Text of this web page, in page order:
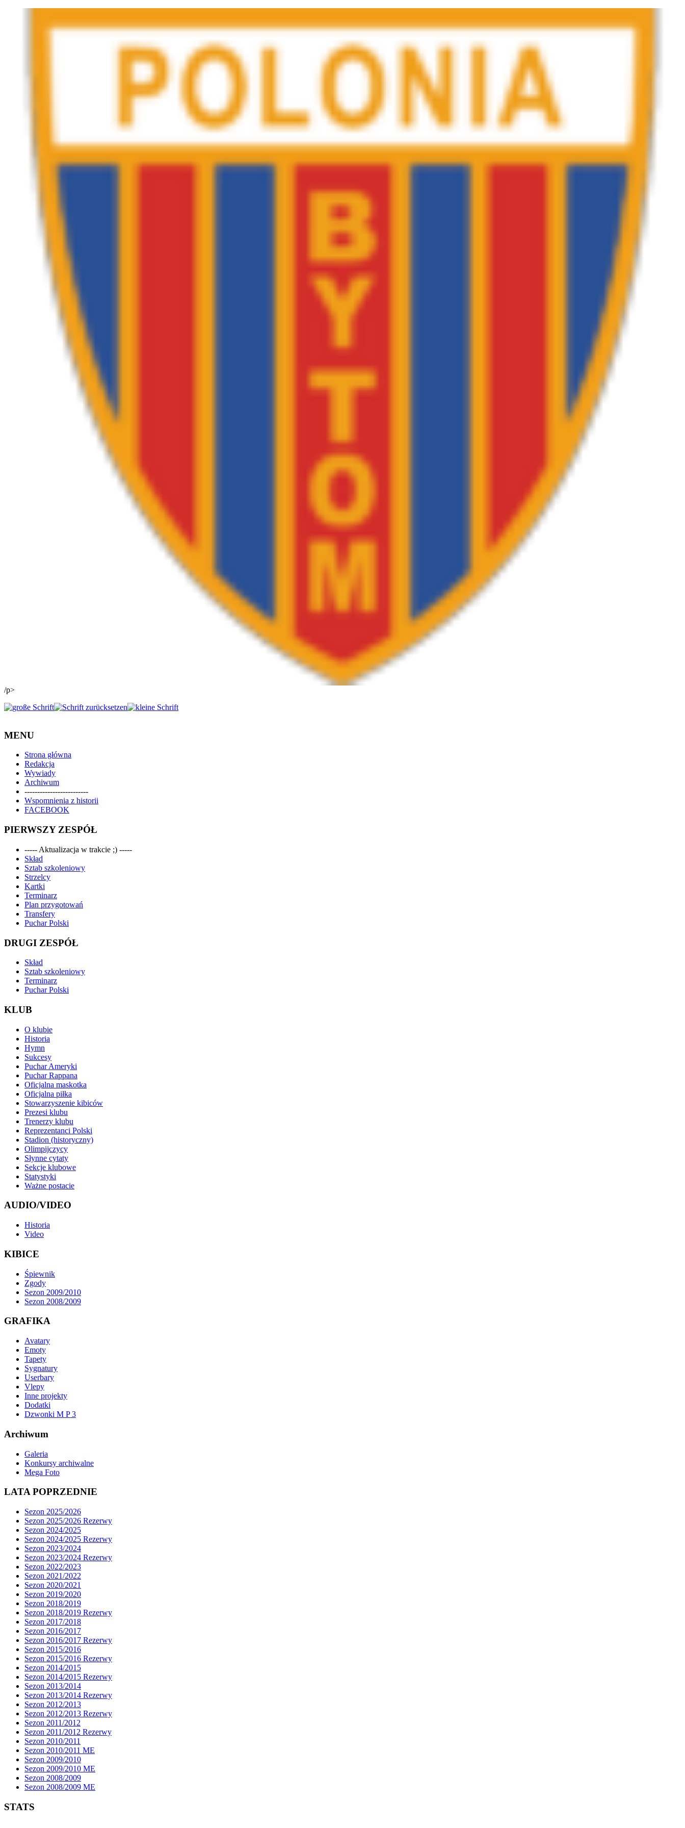
/p>
MENU
Strona główna
Redakcja
Wywiady
Archiwum
-------------------------
Wspomnienia z historii
FACEBOOK
PIERWSZY ZESPÓŁ
----- Aktualizacja w trakcie ;) -----
Skład
Sztab szkoleniowy
Strzelcy
Kartki
Terminarz
Plan przygotowań
Transfery
Puchar Polski
DRUGI ZESPÓŁ
Skład
Sztab szkoleniowy
Terminarz
Puchar Polski
KLUB
O klubie
Historia
Hymn
Sukcesy
Puchar Ameryki
Puchar Rappana
Oficjalna maskotka
Oficjalna piłka
Stowarzyszenie kibiców
Prezesi klubu
Trenerzy klubu
Reprezentanci Polski
Stadion (historyczny)
Olimpijczycy
Słynne cytaty
Sekcje klubowe
Statystyki
Ważne postacie
AUDIO/VIDEO
Historia
Video
KIBICE
Śpiewnik
Zgody
Sezon 2009/2010
Sezon 2008/2009
GRAFIKA
Avatary
Emoty
Tapety
Sygnatury
Userbary
Vlepy
Inne projekty
Dodatki
Dzwonki M P 3
Archiwum
Galeria
Konkursy archiwalne
Mega Foto
LATA POPRZEDNIE
Sezon 2025/2026
Sezon 2025/2026 Rezerwy
Sezon 2024/2025
Sezon 2024/2025 Rezerwy
Sezon 2023/2024
Sezon 2023/2024 Rezerwy
Sezon 2022/2023
Sezon 2021/2022
Sezon 2020/2021
Sezon 2019/2020
Sezon 2018/2019
Sezon 2018/2019 Rezerwy
Sezon 2017/2018
Sezon 2016/2017
Sezon 2016/2017 Rezerwy
Sezon 2015/2016
Sezon 2015/2016 Rezerwy
Sezon 2014/2015
Sezon 2014/2015 Rezerwy
Sezon 2013/2014
Sezon 2013/2014 Rezerwy
Sezon 2012/2013
Sezon 2012/2013 Rezerwy
Sezon 2011/2012
Sezon 2011/2012 Rezerwy
Sezon 2010/2011
Sezon 2010/2011 ME
Sezon 2009/2010
Sezon 2009/2010 ME
Sezon 2008/2009
Sezon 2008/2009 ME
STATS